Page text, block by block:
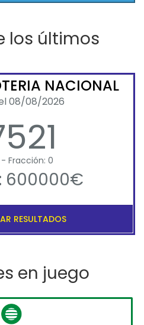
los últimos
NACIONAL
08/08/2026
- Fracción: 0
600000€
RESULTADOS
en juego